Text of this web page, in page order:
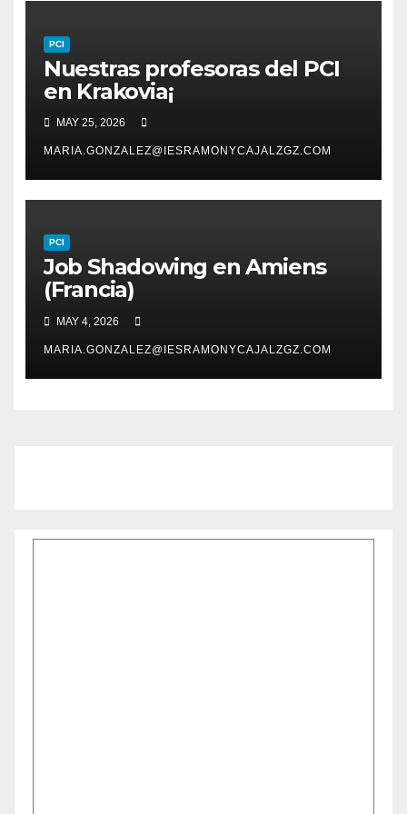
PCI
Nuestras profesoras del PCI
en Krakovia¡
MAY 25, 2026
MARIA.GONZALEZ@IESRAMONYCAJALZGZ.COM
PCI
Job Shadowing en Amiens
(Francia)
MAY 4, 2026
MARIA.GONZALEZ@IESRAMONYCAJALZGZ.COM